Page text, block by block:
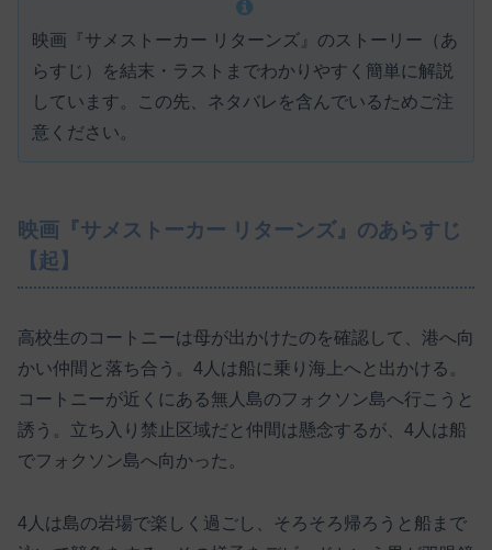
映画『サメストーカー リターンズ』のストーリー（あ
らすじ）を結末・ラストまでわかりやすく簡単に解説
しています。この先、ネタバレを含んでいるためご注
意ください。
映画『サメストーカー リターンズ』のあらすじ
【起】
高校生のコートニーは母が出かけたのを確認して、港へ向
かい仲間と落ち合う。4人は船に乗り海上へと出かける。
コートニーが近くにある無人島のフォクソン島へ行こうと
誘う。立ち入り禁止区域だと仲間は懸念するが、4人は船
でフォクソン島へ向かった。
4人は島の岩場で楽しく過ごし、そろそろ帰ろうと船まで